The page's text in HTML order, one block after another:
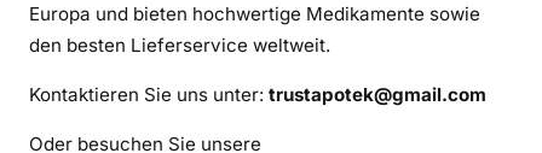
o
i
Europa und bieten hochwertige Medikamente sowie
den besten Lieferservice weltweit.
Kontaktieren Sie uns unter: trustapotek@gmail.com
Oder besuchen Sie unsere